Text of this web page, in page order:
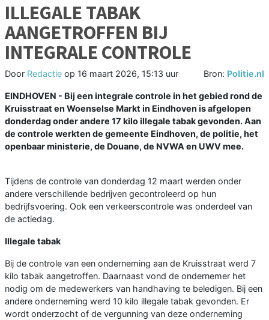
ILLEGALE TABAK
AANGETROFFEN BIJ
INTEGRALE CONTROLE
Door Redactie op 16 maart 2026, 15:13 uur Bron: Politie.nl
EINDHOVEN - Bij een integrale controle in het gebied rond de
Kruisstraat en Woenselse Markt in Eindhoven is afgelopen
donderdag onder andere 17 kilo illegale tabak gevonden. Aan
de controle werkten de gemeente Eindhoven, de politie, het
openbaar ministerie, de Douane, de NVWA en UWV mee.
Tijdens de controle van donderdag 12 maart werden onder
andere verschillende bedrijven gecontroleerd op hun
bedrijfsvoering. Ook een verkeerscontrole was onderdeel van
de actiedag.
Illegale tabak
Bij de controle van een onderneming aan de Kruisstraat werd 7
kilo tabak aangetroffen. Daarnaast vond de ondernemer het
nodig om de medewerkers van handhaving te beledigen. Bij een
andere onderneming werd 10 kilo illegale tabak gevonden. Er
wordt onderzocht of de vergunning van deze onderneming